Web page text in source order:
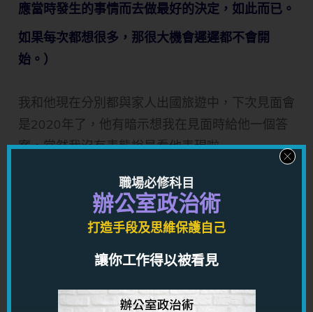
應當時發生的事情而去做最好的決定，如此而已。
如果每次都想很多，那很大機會遲遲都不會開
始。）
我和他現在分別都與家人出國旅遊中，下次見面會
是2020年了，他有暗示想我在見面時給他一個答
案，當然我沒有表態說是看他表現啦...
（龍師傅註：其實他表白了，開始真的無妨，當給
自己一個機會，你也不用很露骨說可以，只需要暗
示就可以了。）
P.S. 另外，之前會面師傅看過我與其他男生對話，
他主動提出的約會之後，隔了數天忽然冷淡及消失
職場必修科目
辦公室政治術
打造手段及思維保護自己
讓你工作得以被看見